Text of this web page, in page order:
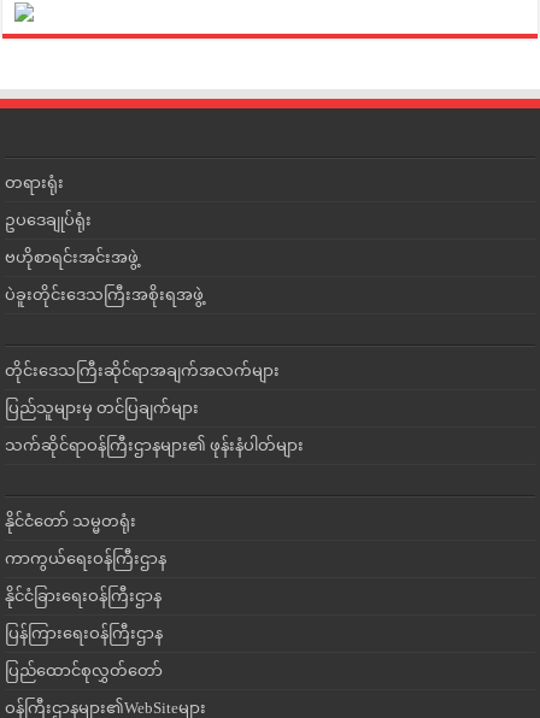
တရားရုံး
ဥပဒေချုပ်ရုံး
ဗဟိုစာရင်းအင်းအဖွဲ့
ပဲခူးတိုင်းဒေသကြီးအစိုးရအဖွဲ့
တိုင်းဒေသကြီးဆိုင်ရာအချက်အလက်များ
ပြည်သူများမှ တင်ပြချက်များ
သက်ဆိုင်ရာဝန်ကြီးဌာနများ၏ ဖုန်းနံပါတ်များ
နိုင်ငံတော် သမ္မတရုံး
ကာကွယ်ရေးဝန်ကြီးဌာန
နိုင်ငံခြားရေးဝန်ကြီးဌာန
ပြန်ကြားရေးဝန်ကြီးဌာန
ပြည်ထောင်စုလွှတ်တော်
ဝန်ကြီးဌာနများ၏WebSiteများ